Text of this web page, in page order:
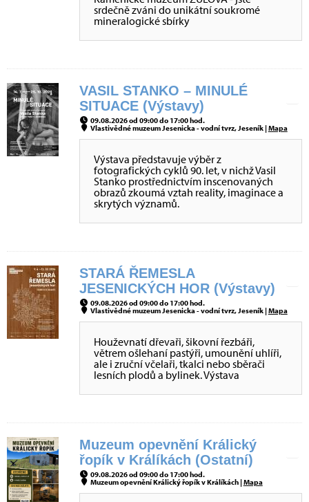
srdečně zváni do unikátní soukromé
mineralogické sbírky
VASIL STANKO – MINULÉ
SITUACE (Výstavy)
09.08.2026 od 09:00 do 17:00 hod.
Vlastivědné muzeum Jesenicka - vodní tvrz, Jeseník |Mapa
Výstava představuje výběr z
fotografických cyklů 90. let, v nichž Vasil
Stanko prostřednictvím inscenovaných
obrazů zkoumá vztah reality, imaginace a
skrytých významů.
STARÁ ŘEMESLA
JESENICKÝCH HOR (Výstavy)
09.08.2026 od 09:00 do 17:00 hod.
Vlastivědné muzeum Jesenicka - vodní tvrz, Jeseník |Mapa
Houževnatí dřevaři, šikovní řezbáři,
větrem ošlehaní pastýři, umounění uhlíři,
ale i zruční včelaři, tkalci nebo sběrači
lesních plodů a bylinek. Výstava
Muzeum opevnění Králický
řopík v Králíkách (Ostatní)
09.08.2026 od 09:00 do 17:00 hod.
Muzeum opevnění Králický řopík v Králíkách |Mapa